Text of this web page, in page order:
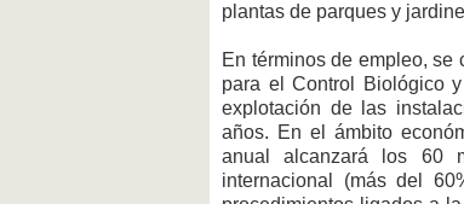
plantas de parques y
En términos de empleo,
para el Control Biológico
explotación de las
años. En el ámbito
anual alcanzará los 60
internacional (más del